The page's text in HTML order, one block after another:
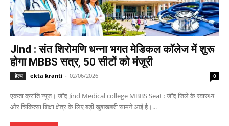
Jind : संत शिरोमणि धन्ना भगत मेडिकल कॉलेज में शुरू
होगा MBBS सत्र, 50 सीटों को मंजूरी
हेल्थ ekta kranti - 02/06/2026 0
एकता क्रांति न्यूज। जींद Jind Medical college MBBS Seat : जींद जिले के स्वास्थ्य
और चिकित्सा शिक्षा क्षेत्र के लिए बड़ी खुशखबरी सामने आई है।...